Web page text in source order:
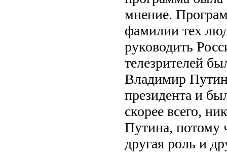
мнение.
фамилии тех
руководить
телезрителей
Владимир
президента и
скорее всего,
Путина, потому
другая роль и